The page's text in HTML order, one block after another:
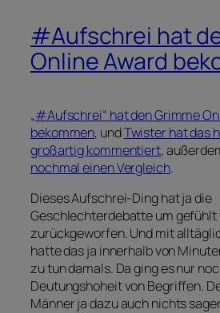
#Aufschrei hat
Online Award
„#Aufschrei“ hat den Grimme
bekommen, undTwister hat das
großartig kommentiert,
nochmal einen Vergleich.
Dieses Aufschrei-Ding hat ja die
Geschlechterdebatte um gefühlt
zurückgeworfen. Und mit
hatte das ja innerhalb von
zu tun damals. Da ging es nur
Deutungshoheit von Begriffen.
Männer ja dazu auch nichts